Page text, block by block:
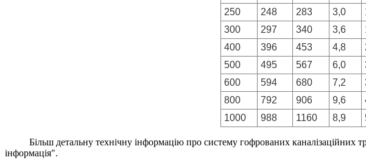
250
248 283 3,0
300
297 340 3,6
400
396 453 4,8
500
495 567 6,0
600
594 680 7,2
800
792 906 9,6
1000
988 1160 8,9
Більш детальну технічну інформацію про систему гофрованих
інформація".